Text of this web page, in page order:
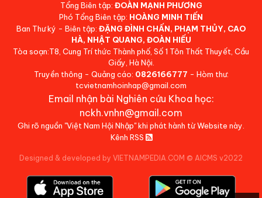
Tổng Biên tập: ĐOÀN MẠNH PHƯƠNG
Phó Tổng Biên tập: HOÀNG MINH TIẾN
Ban Thư ký - Biên tập: ĐẶNG ĐÌNH CHẤN, PHẠM THỦY, CAO
HÀ, NHẬT QUANG, ĐOÀN HIẾU
Tòa soạn:T8, Cung Trí thức Thành phố, Số 1 Tôn Thất Thuyết, Cầu
Giấy, Hà Nội.
Truyền thông - Quảng cáo: 0826166777 - Hòm thư:
tcvietnamhoinhap@gmail.com
Email nhận bài Nghiên cứu Khoa học:
nckh.vnhn@gmail.com
Ghi rõ nguồn "Việt Nam Hội Nhập" khi phát hành từ Website này.
Kênh RSS
Designed & developed by VIETNAMPEDIA.COM © AICMS v2022